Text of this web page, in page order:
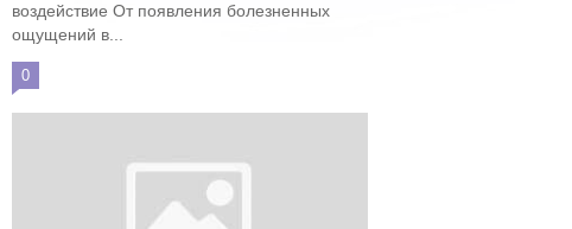
воздействие От появления болезненных
ощущений в...
0